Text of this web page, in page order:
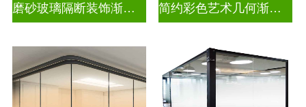
磨砂玻璃隔断装饰渐变隔断装饰玻璃 简约彩色艺术几何渐变隔断装饰玻璃